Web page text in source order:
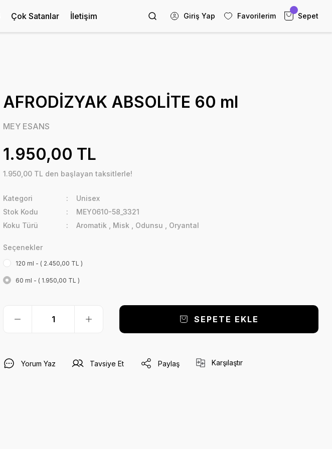
Çok Satanlar İletişim Giriş Yap Favorilerim Sepet
AFRODİZYAK ABSOLİTE 60 ml
MEY ESANS
1.950,00 TL
1.950,00 TL den başlayan taksitlerle!
Kategori
Unisex
Stok Kodu
MEY0610-58_3321
Koku Türü
Aromatik Misk Odunsu Oryantal
Seçenekler
120 ml - ( 2.450,00 TL )
60 ml - ( 1.950,00 TL )
SEPETE EKLE
Yorum Yaz Tavsiye Et Paylaş Karşılaştır